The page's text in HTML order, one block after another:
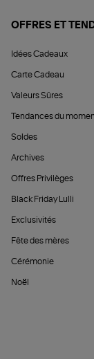
OFFRES ET
Idées Cadeaux
Carte Cadeau
Valeurs Sûres
Tendances du
Soldes
Archives
Offres Privilèges
Black Friday Lulli
Exclusivités
Fête des mères
Cérémonie
Noël